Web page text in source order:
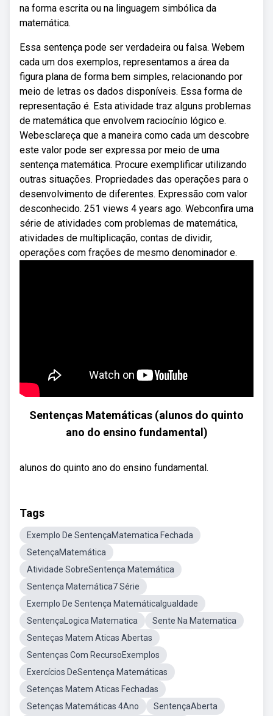
na forma escrita ou na linguagem simbólica da
matemática.
Essa sentença pode ser verdadeira ou falsa. Webem
cada um dos exemplos, representamos a área da
figura plana de forma bem simples, relacionando por
meio de letras os dados disponíveis. Essa forma de
representação é. Esta atividade traz alguns problemas
de matemática que envolvem raciocínio lógico e.
Webesclareça que a maneira como cada um descobre
este valor pode ser expressa por meio de uma
sentença matemática. Procure exemplificar utilizando
outras situações. Propriedades das operações para o
desenvolvimento de diferentes. Expressão com valor
desconhecido. 251 views 4 years ago. Webconfira uma
série de atividades com problemas de matemática,
atividades de multiplicação, contas de dividir,
operações com frações de mesmo denominador e.
Sentenças Matemáticas (alunos do quinto
ano do ensino fundamental)
alunos do quinto ano do ensino fundamental.
Tags
Exemplo De SentençaMatematica Fechada
SetençaMatemática
Atividade SobreSentença Matemática
Sentença Matemática7 Série
Exemplo De Sentença MatemáticaIgualdade
SentençaLogica Matematica
Sente Na Matematica
Senteças Matem Aticas Abertas
Sentenças Com RecursoExemplos
Exercícios DeSentença Matemáticas
Setenças Matem Aticas Fechadas
Setenças Matemáticas 4Ano
SentençaAberta